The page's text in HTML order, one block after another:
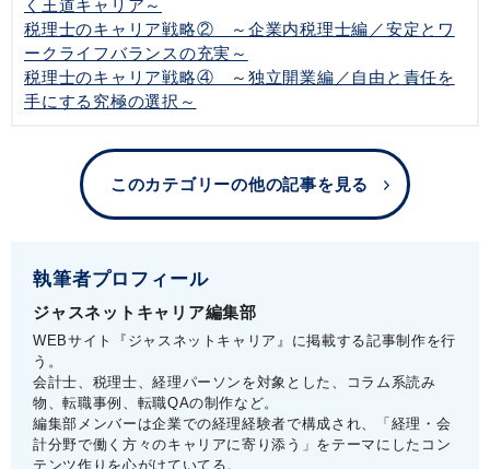
く王道キャリア～
税理士のキャリア戦略② ～企業内税理士編／安定とワ
ークライフバランスの充実～
税理士のキャリア戦略④ ～独立開業編／自由と責任を
手にする究極の選択～
このカテゴリーの他の記事を見る
執筆者プロフィール
ジャスネットキャリア編集部
WEBサイト『ジャスネットキャリア』に掲載する記事制作を行
う。
会計士、税理士、経理パーソンを対象とした、コラム系読み
物、転職事例、転職QAの制作など。
編集部メンバーは企業での経理経験者で構成され、「経理・会
計分野で働く方々のキャリアに寄り添う」をテーマにしたコン
テンツ作りを心がけていてる。